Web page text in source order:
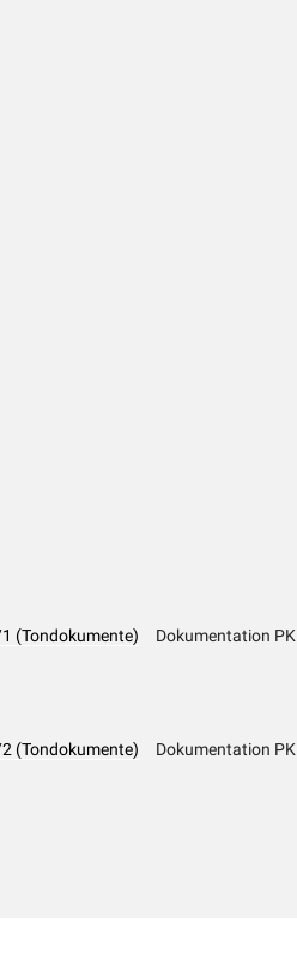
(Tondokumente) Dokumentation PK
(Tondokumente) Dokumentation PK